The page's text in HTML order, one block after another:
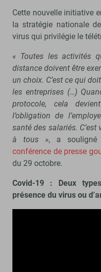
Cette nouvelle initiative
la stratégie nationale
virus qui privilégie le
« Toutes les activités
distance doivent être
un choix. C’est ce qui
les entreprises (…)
protocole, cela
l’obligation de
santé des salariés.
à tous », a souligné
conférence de presse
du 29 octobre.
Covid-19 : Deux
présence du virus ou